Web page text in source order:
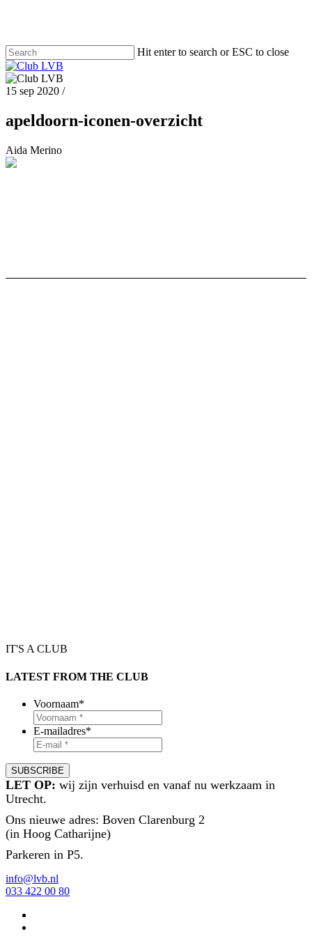
Hit enter to search or ESC to close
15 sep 2020 /
apeldoorn-iconen-overzicht
Aida Merino
IT'S A CLUB
LATEST FROM THE CLUB
Voornaam*
E-mailadres*
LET OP: wij zijn verhuisd en vanaf nu werkzaam in
Utrecht.
Ons nieuwe adres: Boven Clarenburg 2
(in Hoog Catharijne)
Parkeren in P5.
info@lvb.nl
033 422 00 80